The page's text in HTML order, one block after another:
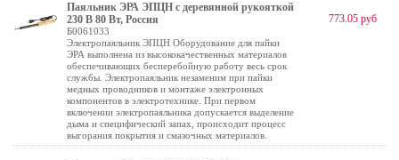
Паяльник ЭРА ЭПЦН с деревянной рукояткой
230 В 80 Вт, Россия
Б0061033
Электропаяльник ЭПЦН Оборудование для пайки
ЭРА выполнена из высококачественных материалов
обеспечивающих бесперебойную работу весь срок
службы. Электропаяльник незаменим при пайки
медных проводников и монтаже электронных
компонентов в электротехнике. При первом
включении электропаяльника допускается выделение
дыма и специфический запах, происходит процесс
выгорания покрытия и смазочных материалов.
773.05 руб